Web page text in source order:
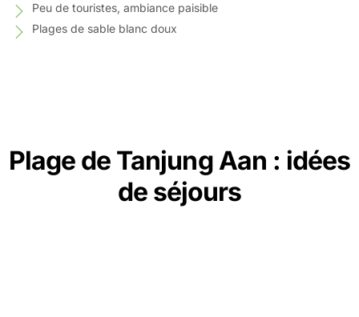
Peu de touristes, ambiance paisible
Plages de sable blanc doux
Plage de Tanjung Aan : idées
de séjours